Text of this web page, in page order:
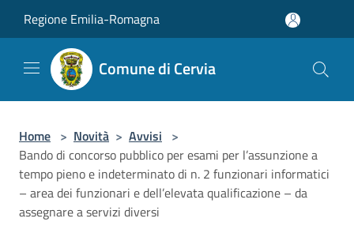
Regione Emilia-Romagna
Comune di Cervia
Home > Novità > Avvisi >
Bando di concorso pubblico per esami per l’assunzione a
tempo pieno e indeterminato di n. 2 funzionari informatici
– area dei funzionari e dell’elevata qualificazione – da
assegnare a servizi diversi